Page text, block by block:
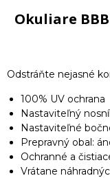
Okuliare BBB
Odstráňte nejasné
100% UV ochrana
Nastaviteľný
Nastaviteľné
Prepravný obal:
Ochranné a
Vrátane